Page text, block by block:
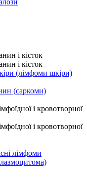
і кісток
і кісток
(лімфоми шкіри)
(саркоми)
і кровотворної
і кровотворної
лімфоми